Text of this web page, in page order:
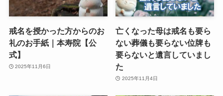
戒名を授かった方からのお
礼のお手紙｜本寿院【公
式】
2025年11月6日
亡くなった母は戒名も要ら
ない葬儀も要らない位牌も
要らないと遺言していまし
た
2025年11月4日